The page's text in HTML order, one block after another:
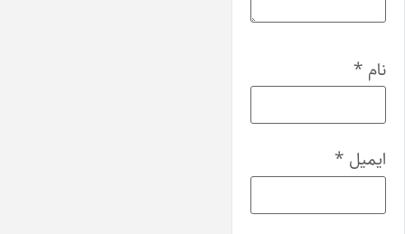
نام *
ایمیل *